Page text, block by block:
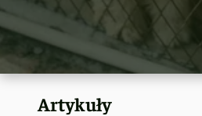
Artykuły